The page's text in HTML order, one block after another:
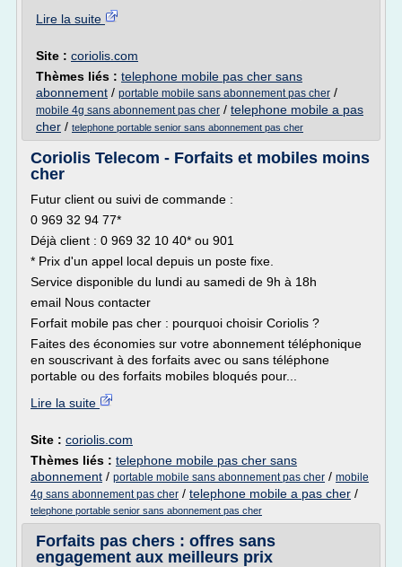
Lire la suite
Site : coriolis.com
Thèmes liés : telephone mobile pas cher sans
abonnement / portable mobile sans abonnement pas cher /
mobile 4g sans abonnement pas cher / telephone mobile a pas
cher / telephone portable senior sans abonnement pas cher
Coriolis Telecom - Forfaits et mobiles moins
cher
Futur client ou suivi de commande :
0 969 32 94 77*
Déjà client : 0 969 32 10 40* ou 901
* Prix d'un appel local depuis un poste fixe.
Service disponible du lundi au samedi de 9h à 18h
email Nous contacter
Forfait mobile pas cher : pourquoi choisir Coriolis ?
Faites des économies sur votre abonnement téléphonique
en souscrivant à des forfaits avec ou sans téléphone
portable ou des forfaits mobiles bloqués pour...
Lire la suite
Site : coriolis.com
Thèmes liés : telephone mobile pas cher sans
abonnement / portable mobile sans abonnement pas cher / mobile
4g sans abonnement pas cher / telephone mobile a pas cher /
telephone portable senior sans abonnement pas cher
Forfaits pas chers : offres sans
engagement aux meilleurs prix